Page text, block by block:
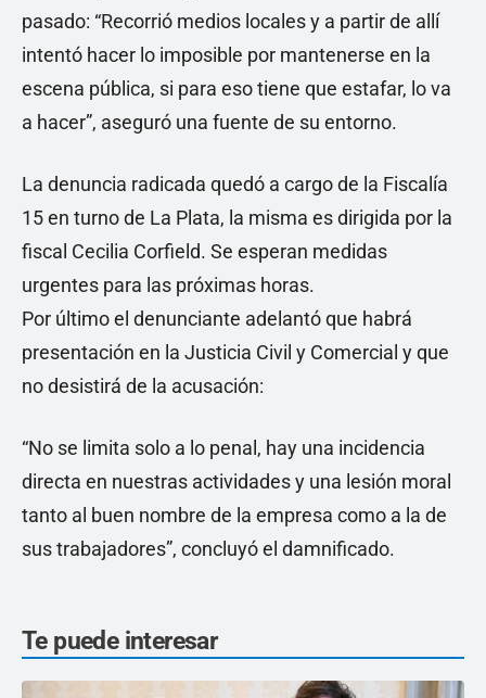
pasado: “Recorrió medios locales y a partir de allí
intentó hacer lo imposible por mantenerse en la
escena pública, si para eso tiene que estafar, lo va
a hacer”, aseguró una fuente de su entorno.
La denuncia radicada quedó a cargo de la Fiscalía
15 en turno de La Plata, la misma es dirigida por la
fiscal Cecilia Corfield. Se esperan medidas
urgentes para las próximas horas.
Por último el denunciante adelantó que habrá
presentación en la Justicia Civil y Comercial y que
no desistirá de la acusación:
“No se limita solo a lo penal, hay una incidencia
directa en nuestras actividades y una lesión moral
tanto al buen nombre de la empresa como a la de
sus trabajadores”, concluyó el damnificado.
Te puede interesar